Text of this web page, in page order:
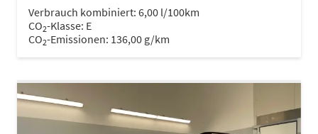
Verbrauch kombiniert: 6,00 l/100km
CO2-Klasse: E
CO2-Emissionen: 136,00 g/km